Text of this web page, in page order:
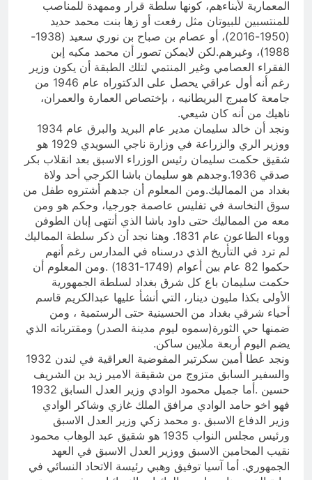
المعمارية لأبناءهم، كونها سلطة قرار وممهدة للمناصب
للمنتسبين للبيوتان مثل رفعت أو زها بنت محمد حديد
(1950-2016)، أو عصام بن صباح بن نوري سعيد (1938-
1988)، وغيرهم.لكن لايمكن تصور أن محمد مكيه إبن
الفقراء العصامي وغير المنتمي لتلك الطبقة أن يكون وزير
رغم أنه أول عراقي يحصل على الدكتوراه عام 1946 من
جامعة كامبرج البريطانيه ، بإختصاص العمارة والعمران،
ناهيك من أنه كان شيعي.
ونجد أن خالد سليمان مدير عام البريد والبرق عام 1934
ووزير الري والزراعة في وزارة ناجي السويدي 1929 هو
شقيق حكمت سليمان رئيس الوزراء الاسبق بعد انقلاب بكر
صدقي 1936.وجدهم هو سليمان باشا الكرجي أحد ولاة
بغداد من المماليك.ومن المعلوم أن جدهم أشتروه طفل من
سوق النخاسة في تفليس عاصمة جورجيا، وحكم هو ومن
معه من المماليك حتى داود باشا الذي أنتهى إبان الطوفن
ووباء الطاعون عام 1831. وهنا نجد أن ذكر سلطة المماليك
لم ترد في التأريخ الذي درسناه في المدارس رغم أنهم
حكموا 82 عام بين أعوام (1749-1831) .ومن المعلوم أن
حكمت سليمان باع كل شرق بغداد لسلطة الجمهورية
الأولى بكذا مليون دينار، التي أنشأ عليها عبدالكريم قاسم
أحياء شرقي بغداد من الحسينية حتى الرستمية ، ومن
ضمنها حي الثورة(سموه ليوم مدينة الصدر) ومقترباته الذي
يضم اليوم أربعة ملايين ساكن.
ونجد عطا أمين سكرتير المفوضية العراقية في لندن 1932
والسفير السابق متزوج من شقيقة الامير زيد بن الشريف
حسين .أما جميل محمود الوادي وزير العدل السابق 1932
فهو اخو حامد الوادي مرافق الملك غازي وشاكر الوادي
وزير الدفاع الاسبق .و محمد زكي وزير العدل الاسبق
ورئيس مجلس النواب 1935 هو شقيق عبد الوهاب محمود
نقيب المحامين الاسبق ووزير العدل الاسبق في العهد
الجمهوري. أما آسيا توفيق وهبي رئيسة الاتحاد النسائي في